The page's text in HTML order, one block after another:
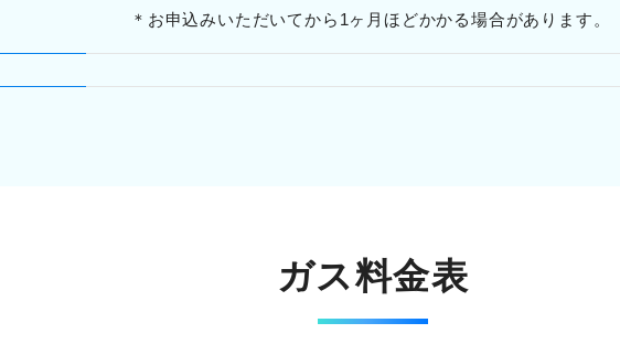
＊お申込みいただいてから1ヶ月ほどかかる場合があります。
ガス料金表